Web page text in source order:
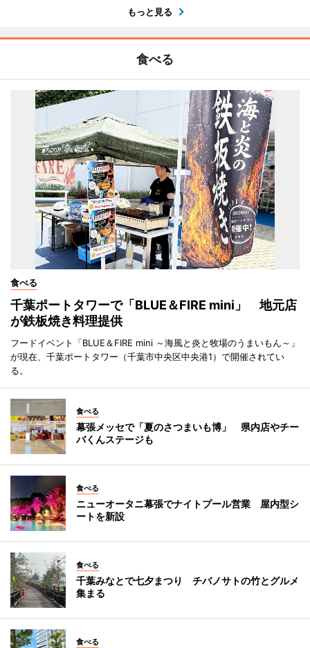
もっと見る
食べる
食べる
千葉ポートタワーで「BLUE＆FIRE mini」 地元店
が鉄板焼き料理提供
フードイベント「BLUE＆FIRE mini ～海風と炎と牧場のうまいもん～」
が現在、千葉ポートタワー（千葉市中央区中央港1）で開催されてい
る。
食べる
幕張メッセで「夏のさつまいも博」 県内店やチー
バくんステージも
食べる
ニューオータニ幕張でナイトプール営業 屋内型シ
ートを新設
食べる
千葉みなとで七夕まつり チバノサトの竹とグルメ
集まる
食べる